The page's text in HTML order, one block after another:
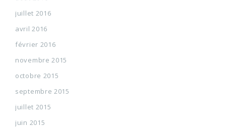
juillet 2016
avril 2016
février 2016
novembre 2015
octobre 2015
septembre 2015
juillet 2015
juin 2015